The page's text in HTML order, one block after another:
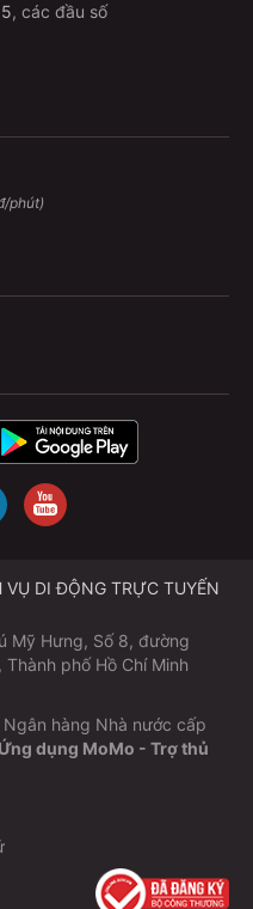
, các đầu số
phút)
VỤ DI ĐỘNG TRỰC TUYẾN
Mỹ Hưng, Số 8, đường
phố Hồ Chí Minh
hàng Nhà nước cấp
Ứng dụng MoMo - Trợ thủ